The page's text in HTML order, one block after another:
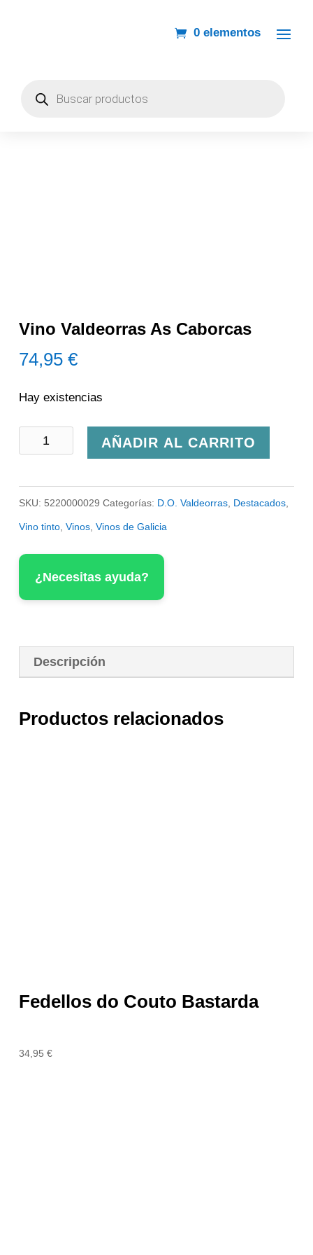
0 elementos
Vino Valdeorras As Caborcas
74,95€
Hay existencias
Vino
As
Caborcas
cantidad
AÑADIR AL CARRITO
SKU: 5220000029 Categorías: D.O. Valdeorras, Destacados,
Vino tinto,Vinos,Vinos de Galicia
¿Necesitas ayuda?
Descripción
Productos relacionados
Fedellos do Couto Bastarda
34,95€